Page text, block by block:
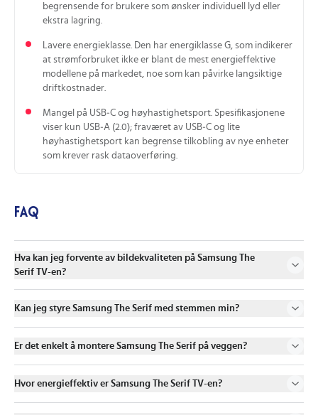
begrensende for brukere som ønsker individuell lyd eller
ekstra lagring.
Lavere energieklasse. Den har energiklasse G, som indikerer
at strømforbruket ikke er blant de mest energieffektive
modellene på markedet, noe som kan påvirke langsiktige
driftkostnader.
Mangel på USB‑C og høyhastighetsport. Spesifikasjonene
viser kun USB‑A (2.0); fraværet av USB‑C og lite
høyhastighetsport kan begrense tilkobling av nye enheter
som krever rask dataoverføring.
FAQ
Hva kan jeg forvente av bildekvaliteten på Samsung The
Serif TV-en?
Kan jeg styre Samsung The Serif med stemmen min?
Er det enkelt å montere Samsung The Serif på veggen?
Hvor energieffektiv er Samsung The Serif TV-en?